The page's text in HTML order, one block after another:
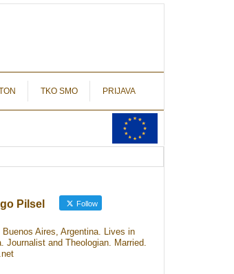
TKO SMO PRIJAVA
Pilsel Follow
Buenos Aires, Argentina. Lives in
Journalist and Theologian. Married.